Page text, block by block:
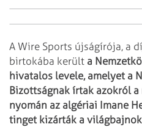
A Wire Sports újságírója, a
birtokába került a
hivatalos levele, amelyet a
Bizottságnak írtak azokról
nyomán az algériai Imane
tinget kizárták a